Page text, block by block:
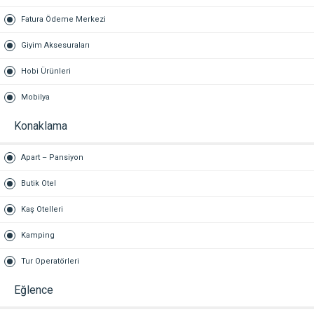
Fatura Ödeme Merkezi
Giyim Aksesuraları
Hobi Ürünleri
Mobilya
Konaklama
Apart – Pansiyon
Butik Otel
Kaş Otelleri
Kamping
Tur Operatörleri
Eğlence